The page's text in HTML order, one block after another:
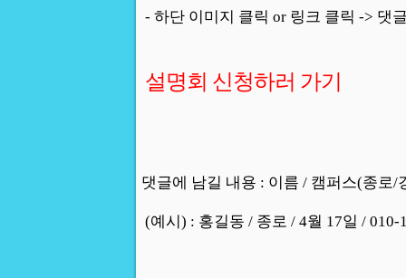
- 하단 이미지 클릭 or 링크 클릭 -> 댓
설명회 신청하러 가기
댓글에 남길 내용 : 이름 / 캠퍼스(종로
(예시) : 홍길동 / 종로 / 4월 17일 / 010-